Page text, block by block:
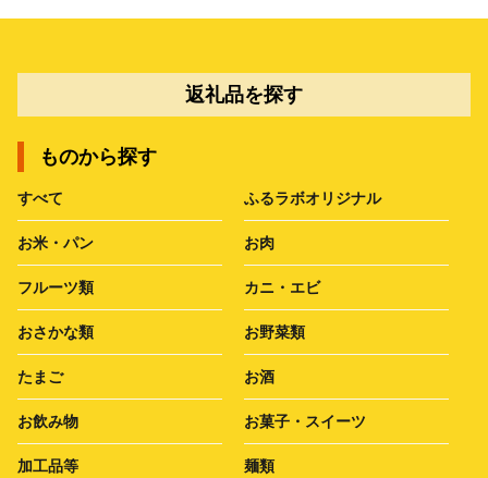
返礼品を探す
ものから探す
すべて ふるラボオリジナル
お米・パン お肉
フルーツ類 カニ・エビ
おさかな類 お野菜類
たまご お酒
お飲み物 お菓子・スイーツ
加工品等 麺類